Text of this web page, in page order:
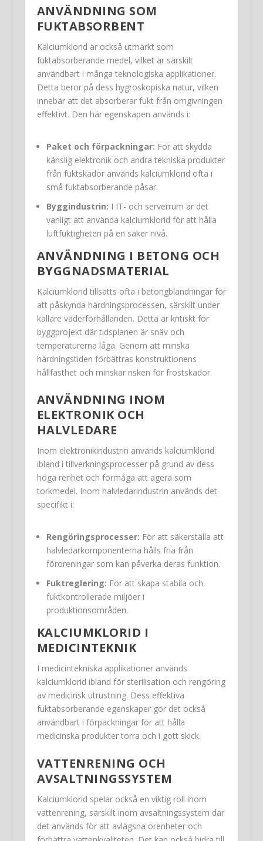
ANVÄNDNING SOM
FUKTABSORBENT
Kalciumklorid är också utmärkt som
fuktabsorberande medel, vilket är särskilt
användbart i många teknologiska applikationer.
Detta beror på dess hygroskopiska natur, vilken
innebär att det absorberar fukt från omgivningen
effektivt. Den här egenskapen används i:
Paket och förpackningar: För att skydda
känslig elektronik och andra tekniska produkter
från fuktskador används kalciumklorid ofta i
små fuktabsorberande påsar.
Byggindustrin: I IT- och serverrum är det
vanligt att använda kalciumklorid för att hålla
luftfuktigheten på en säker nivå.
ANVÄNDNING I BETONG OCH
BYGGNADSMATERIAL
Kalciumklorid tillsätts ofta i betongblandningar för
att påskynda härdningsprocessen, särskilt under
kallare väderförhållanden. Detta är kritiskt för
byggprojekt där tidsplanen är snäv och
temperaturerna låga. Genom att minska
härdningstiden förbättras konstruktionens
hållfasthet och minskar risken för frostskador.
ANVÄNDNING INOM
ELEKTRONIK OCH
HALVLEDARE
Inom elektronikindustrin används kalciumklorid
ibland i tillverkningsprocesser på grund av dess
höga renhet och förmåga att agera som
torkmedel. Inom halvledarindustrin används det
specifikt i:
Rengöringsprocesser: För att säkerställa att
halvledarkomponenterna hålls fria från
föroreningar som kan påverka deras funktion.
Fuktreglering: För att skapa stabila och
fuktkontrollerade miljöer i
produktionsområden.
KALCIUMKLORID I
MEDICINTEKNIK
I medicintekniska applikationer används
kalciumklorid ibland för sterilisation och rengöring
av medicinsk utrustning. Dess effektiva
fuktabsorberande egenskaper gör det också
användbart i förpackningar för att hålla
medicinska produkter torra och i gott skick.
VATTENRENING OCH
AVSALTNINGSSYSTEM
Kalciumklorid spelar också en viktig roll inom
vattenrening, särskilt inom avsaltningssystem där
det används för att avlägsna orenheter och